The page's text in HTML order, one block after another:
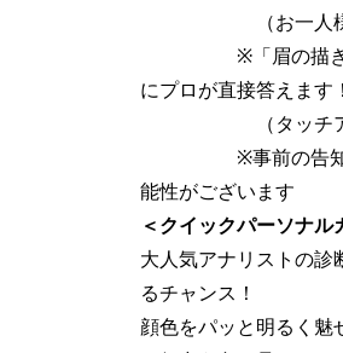
（お一人様3
※「眉の描き方
にプロが直接答えます！
（タッチアッ
※事前の告知な
能性がございます
＜クイックパーソナル
大人気アナリストの診
るチャンス！
顔色をパッと明るく魅